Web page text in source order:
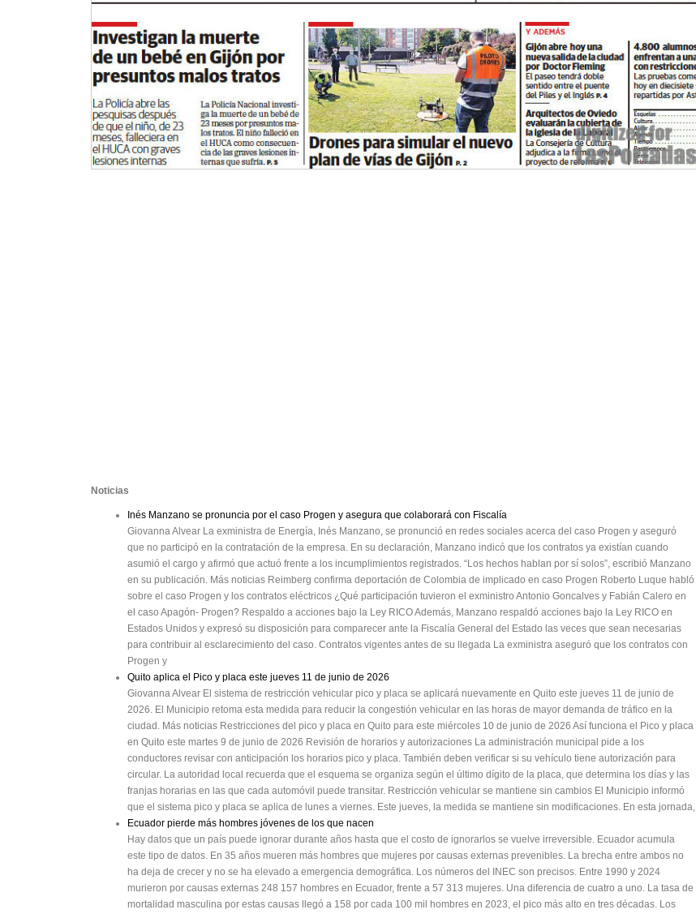
Noticias
Inés Manzano se pronuncia por el caso Progen y asegura que colaborará con Fiscalía
Giovanna Alvear La exministra de Energía, Inés Manzano, se pronunció en redes sociales acerca del caso Progen y aseguró
que no participó en la contratación de la empresa. En su declaración, Manzano indicó que los contratos ya existían cuando
asumió el cargo y afirmó que actuó frente a los incumplimientos registrados. “Los hechos hablan por sí solos”, escribió Manzano
en su publicación. Más noticias Reimberg confirma deportación de Colombia de implicado en caso Progen Roberto Luque habló
sobre el caso Progen y los contratos eléctricos ¿Qué participación tuvieron el exministro Antonio Goncalves y Fabián Calero en
el caso Apagón- Progen? Respaldo a acciones bajo la Ley RICO Además, Manzano respaldó acciones bajo la Ley RICO en
Estados Unidos y expresó su disposición para comparecer ante la Fiscalía General del Estado las veces que sean necesarias
para contribuir al esclarecimiento del caso. Contratos vigentes antes de su llegada La exministra aseguró que los contratos con
Progen y
Quito aplica el Pico y placa este jueves 11 de junio de 2026
Giovanna Alvear El sistema de restricción vehicular pico y placa se aplicará nuevamente en Quito este jueves 11 de junio de
2026. El Municipio retoma esta medida para reducir la congestión vehicular en las horas de mayor demanda de tráfico en la
ciudad. Más noticias Restricciones del pico y placa en Quito para este miércoles 10 de junio de 2026 Así funciona el Pico y placa
en Quito este martes 9 de junio de 2026 Revisión de horarios y autorizaciones La administración municipal pide a los
conductores revisar con anticipación los horarios pico y placa. También deben verificar si su vehículo tiene autorización para
circular. La autoridad local recuerda que el esquema se organiza según el último dígito de la placa, que determina los días y las
franjas horarias en las que cada automóvil puede transitar. Restricción vehicular se mantiene sin cambios El Municipio informó
que el sistema pico y placa se aplica de lunes a viernes. Este jueves, la medida se mantiene sin modificaciones. En esta jornada,
Ecuador pierde más hombres jóvenes de los que nacen
Hay datos que un país puede ignorar durante años hasta que el costo de ignorarlos se vuelve irreversible. Ecuador acumula
este tipo de datos. En 35 años mueren más hombres que mujeres por causas externas prevenibles. La brecha entre ambos no
ha deja de crecer y no se ha elevado a emergencia demográfica. Los números del INEC son precisos. Entre 1990 y 2024
murieron por causas externas 248 157 hombres en Ecuador, frente a 57 313 mujeres. Una diferencia de cuatro a uno. La tasa de
mortalidad masculina por estas causas llegó a 158 por cada 100 mil hombres en 2023, el pico más alto en tres décadas. Los